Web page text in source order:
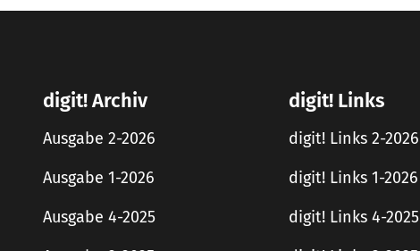
digit! Archiv
Ausgabe 2-2026
Ausgabe 1-2026
Ausgabe 4-2025
digit! Links
digit! Links 2-2026
digit! Links 1-2026
digit! Links 4-2025